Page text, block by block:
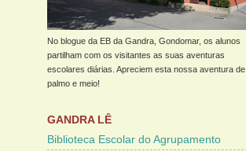
No blogue da EB da Gandra, Gondomar, os alunos
partilham com os visitantes as suas aventuras
escolares diárias. Apreciem esta nossa aventura de
palmo e meio!
GANDRA LÊ
Biblioteca Escolar do Agrupamento